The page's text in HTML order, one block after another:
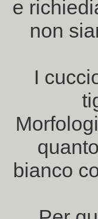
e
non
I
bianco